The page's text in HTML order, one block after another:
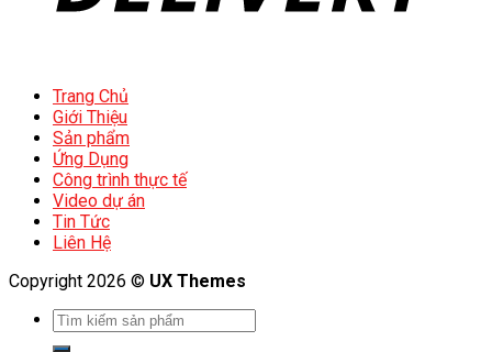
Trang Chủ
Giới Thiệu
Sản phẩm
Ứng Dụng
Công trình thực tế
Video dự án
Tin Tức
Liên Hệ
Copyright 2026 © UX Themes